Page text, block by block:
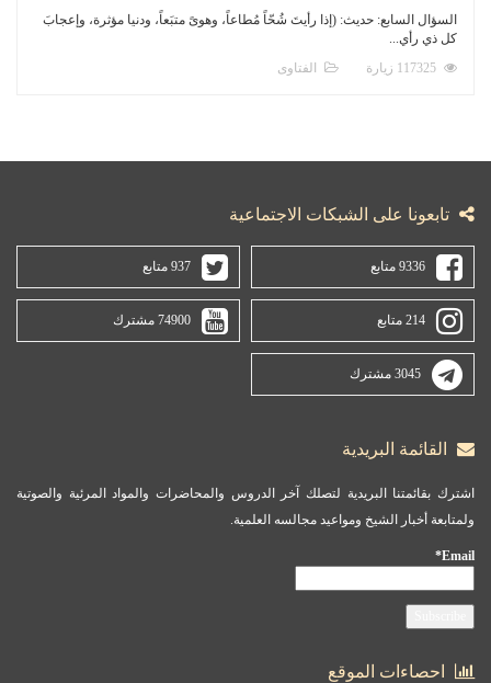
السؤال السابع: حديث: (إذا رأيتَ شُحّاً مُطاعاً، وهوىً متبَعاً، ودنيا مؤثرة، وإعجابَ
كل ذي رأي...
الفتاوى
تابعونا على الشبكات الاجتماعية
9336 متابع 937 متابع
214 متابع 74900 مشترك
3045 مشترك
القائمة البريدية
اشترك بقائمتنا البريدية لتصلك آخر الدروس والمحاضرات والمواد المرئية والصوتية
ولمتابعة أخبار الشيخ ومواعيد مجالسه العلمية.
Email*
احصاءات الموقع